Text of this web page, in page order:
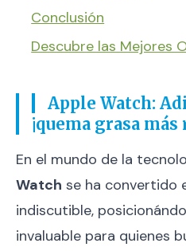
Conclusión
Descubre las Mejores
Apple Watch:
¡quema grasa más
En el mundo de la
Watch se ha convertido
indiscutible,
invaluable para quienes